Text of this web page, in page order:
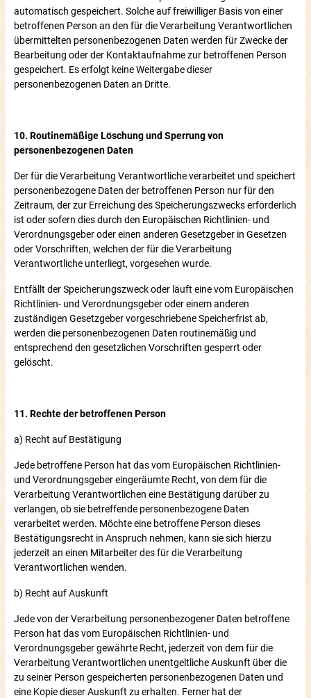
automatisch gespeichert. Solche auf freiwilliger Basis von einer
betroffenen Person an den für die Verarbeitung Verantwortlichen
übermittelten personenbezogenen Daten werden für Zwecke der
Bearbeitung oder der Kontaktaufnahme zur betroffenen Person
gespeichert. Es erfolgt keine Weitergabe dieser
personenbezogenen Daten an Dritte.
10. Routinemäßige Löschung und Sperrung von
personenbezogenen Daten
Der für die Verarbeitung Verantwortliche verarbeitet und speichert
personenbezogene Daten der betroffenen Person nur für den
Zeitraum, der zur Erreichung des Speicherungszwecks erforderlich
ist oder sofern dies durch den Europäischen Richtlinien- und
Verordnungsgeber oder einen anderen Gesetzgeber in Gesetzen
oder Vorschriften, welchen der für die Verarbeitung
Verantwortliche unterliegt, vorgesehen wurde.
Entfällt der Speicherungszweck oder läuft eine vom Europäischen
Richtlinien- und Verordnungsgeber oder einem anderen
zuständigen Gesetzgeber vorgeschriebene Speicherfrist ab,
werden die personenbezogenen Daten routinemäßig und
entsprechend den gesetzlichen Vorschriften gesperrt oder
gelöscht.
11. Rechte der betroffenen Person
a) Recht auf Bestätigung
Jede betroffene Person hat das vom Europäischen Richtlinien-
und Verordnungsgeber eingeräumte Recht, von dem für die
Verarbeitung Verantwortlichen eine Bestätigung darüber zu
verlangen, ob sie betreffende personenbezogene Daten
verarbeitet werden. Möchte eine betroffene Person dieses
Bestätigungsrecht in Anspruch nehmen, kann sie sich hierzu
jederzeit an einen Mitarbeiter des für die Verarbeitung
Verantwortlichen wenden.
b) Recht auf Auskunft
Jede von der Verarbeitung personenbezogener Daten betroffene
Person hat das vom Europäischen Richtlinien- und
Verordnungsgeber gewährte Recht, jederzeit von dem für die
Verarbeitung Verantwortlichen unentgeltliche Auskunft über die
zu seiner Person gespeicherten personenbezogenen Daten und
eine Kopie dieser Auskunft zu erhalten. Ferner hat der